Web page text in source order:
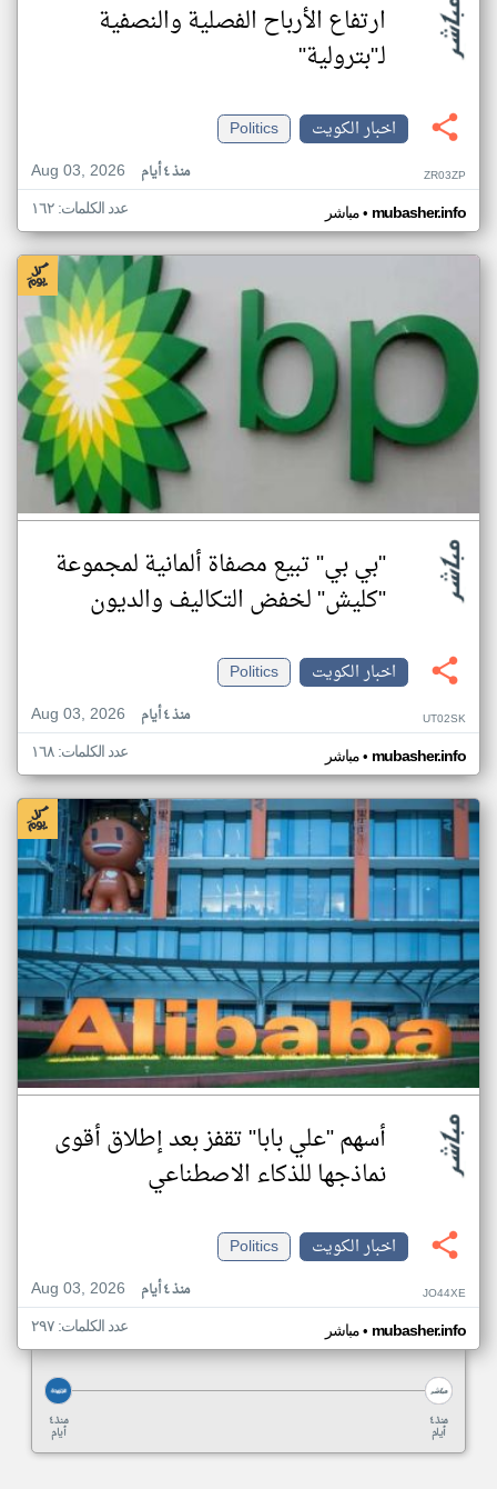
ارتفاع الأرباح الفصلية والنصفية
لـ"بترولية"
اخبار الكويت
Politics
Aug 03, 2026
منذ ٤ أيام ZR03ZP
مباشر• mubasher.info عدد الكلمات: ١٦٢
"بي بي" تبيع مصفاة ألمانية لمجموعة
"كليش" لخفض التكاليف والديون
اخبار الكويت
Politics
Aug 03, 2026
منذ ٤ أيام UT02SK
مباشر• mubasher.info عدد الكلمات: ١٦٨
أسهم "علي بابا" تقفز بعد إطلاق أقوى
نماذجها للذكاء الاصطناعي
اخبار الكويت
Politics
Aug 03, 2026
منذ ٤ أيام JO44XE
مباشر• mubasher.info عدد الكلمات: ٢٩٧
منذ ٤
أيام
منذ ٤
أيام